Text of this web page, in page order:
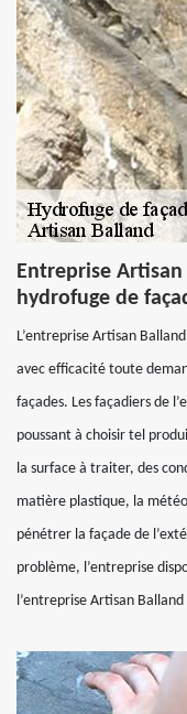
Entreprise
hydrofuge de
L’entreprise Artisan
avec efficacité toute
façades. Les façadiers de
poussant à choisir tel
la surface à traiter, des
matière plastique, la
pénétrer la façade de
problème, l’entreprise
l’entreprise Artisan